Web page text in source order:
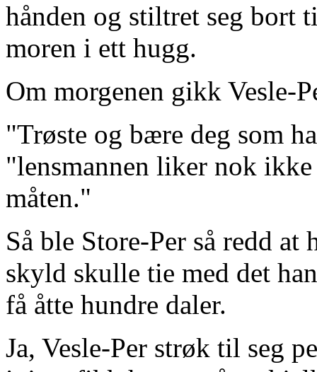
hånden og stiltret seg bort
moren i ett hugg.
Om morgenen gikk Vesle-
"Trøste og bære deg som
"lensmannen liker nok
måten."
Så ble Store-Per så redd at
skyld skulle tie med det
få åtte hundre daler.
Ja, Vesle-Per strøk til seg